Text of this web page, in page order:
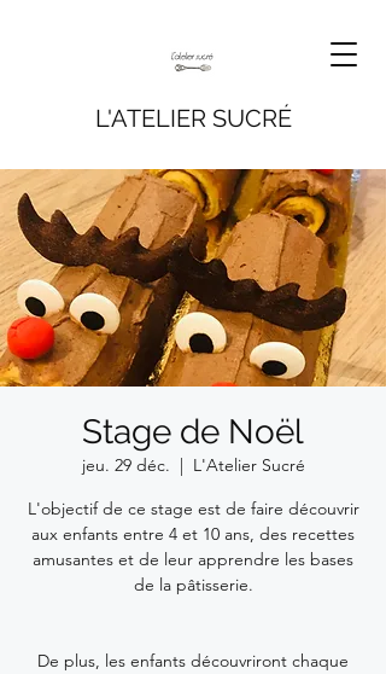
L'ATELIER SUCRÉ
Stage de Noël
jeu. 29 déc.
  |
L'Atelier Sucré
L'objectif de ce stage est de faire découvrir
aux enfants entre 4 et 10 ans, des recettes
amusantes et de leur apprendre les bases
de la pâtisserie.
De plus, les enfants découvriront chaque